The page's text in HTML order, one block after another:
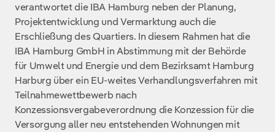
verantwortet die IBA Hamburg neben der Planung,
Projektentwicklung und Vermarktung auch die
Erschließung des Quartiers. In diesem Rahmen hat die
IBA Hamburg GmbH in Abstimmung mit der Behörde
für Umwelt und Energie und dem Bezirksamt Hamburg
Harburg über ein EU-weites Verhandlungsverfahren mit
Teilnahmewettbewerb nach
Konzessionsvergabeverordnung die Konzession für die
Versorgung aller neu entstehenden Wohnungen mit